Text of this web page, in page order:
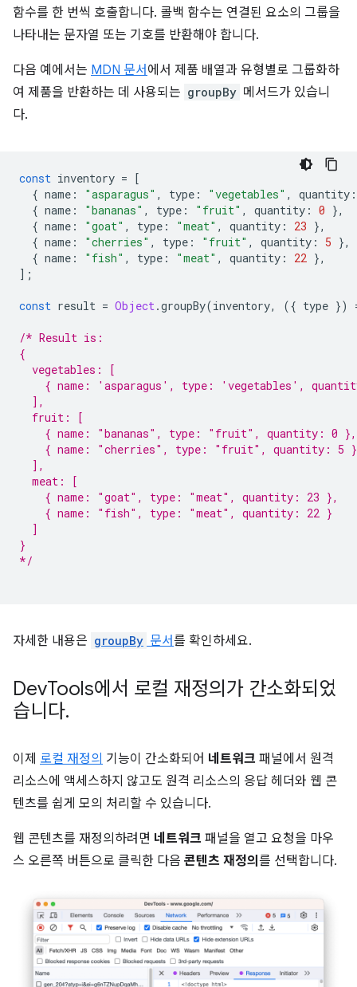
함수를 한 번씩 호출합니다. 콜백 함수는 연결된 요소의 그룹을
나타내는 문자열 또는 기호를 반환해야 합니다.
다음 예에서는 MDN 문서 에서 제품 배열과 유형별로 그룹화하
여 제품을 반환하는 데 사용되는 groupBy 메서드가 있습니
다.
const inventory = [
{ name : "asparagus" , type : "vegetables" , quantity :
{ name : "bananas" , type : "fruit" , quantity : 0 },
{ name : "goat" , type : "meat" , quantity : 23 },
{ name : "cherries" , type : "fruit" , quantity : 5 },
{ name : "fish" , type : "meat" , quantity : 22 },
];
const result = Object .groupBy(inventory, ({ type })
/* Result is:
{
  vegetables: [
{ name: 'asparagus', type: 'vegetables',
  ],
  fruit: [
    { name: "bananas", type: "fruit", quantity: 0 },
    { name: "cherries", type: "fruit", quantity: 5 }
  ],
  meat: [
    { name: "goat", type: "meat", quantity: 23 },
    { name: "fish", type: "meat", quantity: 22 }
  ]
}
*/
자세한 내용은 groupBy 문서를 확인하세요.
DevTools에서 로컬 재정의가 간소화되었
습니다.
이제 로컬 재정의 기능이 간소화되어 네트워크 패널에서 원격
리소스에 액세스하지 않고도 원격 리소스의 응답 헤더와 웹 콘
텐츠를 쉽게 모의 처리할 수 있습니다.
웹 콘텐츠를 재정의하려면 네트워크 패널을 열고 요청을 마우
스 오른쪽 버튼으로 클릭한 다음 콘텐츠 재정의 를 선택합니다.